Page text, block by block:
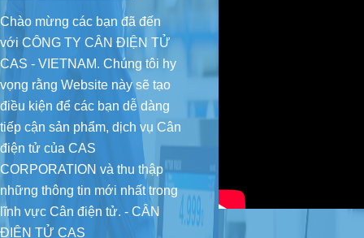
3. CÂN THƯƠNG MẠI (Commercial Scale)
4. ĐẦU CÂN (Indicator)
4.1. Đầu cân cơ bản
4.2. Đầu cân có Relay In/Out, Analog Out
4.3. Đầu cân chống cháy nổ
4.4. Đầu cân chống nước
5. CẢM BIẾN TẢI (Load cell)
Chào mừng các bạn đã đến
với CÔNG TY CÂN ĐIỆN TỬ
CAS - VIETNAM. Chúng tôi hy
vọng rằng Website này sẽ tạo
điều kiện để các bạn dễ dàng
tiếp cận sản phẩm, dịch vụ Cân
điện tử của CAS
CORPORATION và thu thập
những thông tin mới nhất trong
lĩnh vực Cân điện tử. - CÂN
ĐIỆN TỬ CAS